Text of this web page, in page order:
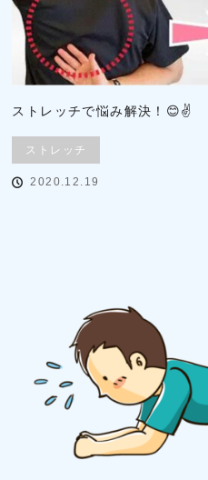
ストレッチで悩み解決！😊✌
ストレッチ
2020.12.19